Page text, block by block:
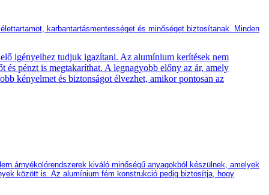
karbantartásmentességet és minőséget biztosítanak. Minden
igényeihez tudjuk igazítani. Az alumínium kerítések nem
és pénzt is megtakaríthat. A legnagyobb előny az ár, amely
kényelmet és biztonságot élvezhet, amikor pontosan az
árnyékolórendszerek kiváló minőségű anyagokból készülnek , amelyek
között is. Az alumínium fém konstrukció pedig biztosítja, hogy